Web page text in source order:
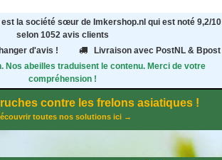
la société sœur de Imkershop.nl qui est noté 9,2/10
selon 1052 avis clients
d'avis !
Livraison avec PostNL & Bpost
Nos abeilles traduisent le contenu. Merci de votre
compréhension !
contre les frelons asiatiques !
toutes nos solutions ici →